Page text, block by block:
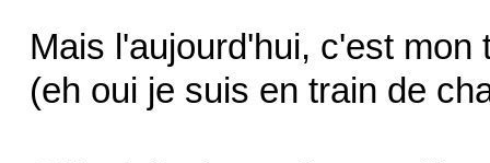
Mais l'aujourd'hui, c'est
(eh oui je suis en train de